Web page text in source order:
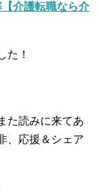
介護転職なら介
た！
た読みに来てあ
、応援＆シェア